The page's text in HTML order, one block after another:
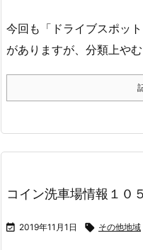
今回も「ドライブスポッ
がありますが、分類上や
コイン洗車場情報１
 2019年11月1日  その他地域